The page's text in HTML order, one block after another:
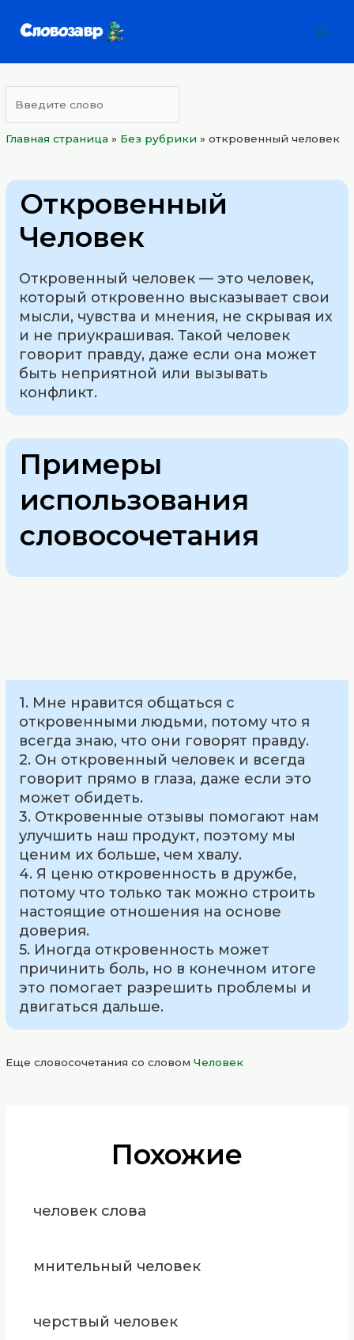
Главная страница » Без рубрики »откровенный человек
Откровенный
Человек
Откровенный человек — это человек,
который откровенно высказывает свои
мысли, чувства и мнения, не скрывая их
и не приукрашивая. Такой человек
говорит правду, даже если она может
быть неприятной или вызывать
конфликт.
Примеры
использования
словосочетания
1. Мне нравится общаться с
откровенными людьми, потому что я
всегда знаю, что они говорят правду.
2. Он откровенный человек и всегда
говорит прямо в глаза, даже если это
может обидеть.
3. Откровенные отзывы помогают нам
улучшить наш продукт, поэтому мы
ценим их больше, чем хвалу.
4. Я ценю откровенность в дружбе,
потому что только так можно строить
настоящие отношения на основе
доверия.
5. Иногда откровенность может
причинить боль, но в конечном итоге
это помогает разрешить проблемы и
двигаться дальше.
Еще словосочетания со словомЧеловек
Похожие
человек слова
мнительный человек
черствый человек